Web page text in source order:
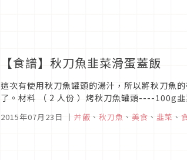
【食譜】秋刀魚韭菜滑蛋蓋飯
這次有使用秋刀魚罐頭的湯汁，所以將秋刀魚
了。材料 （ 2 人份 ）烤秋刀魚罐頭----
2015年07月23日 ｜ 丼飯 、 秋刀魚 、 美食 、 韭菜 、